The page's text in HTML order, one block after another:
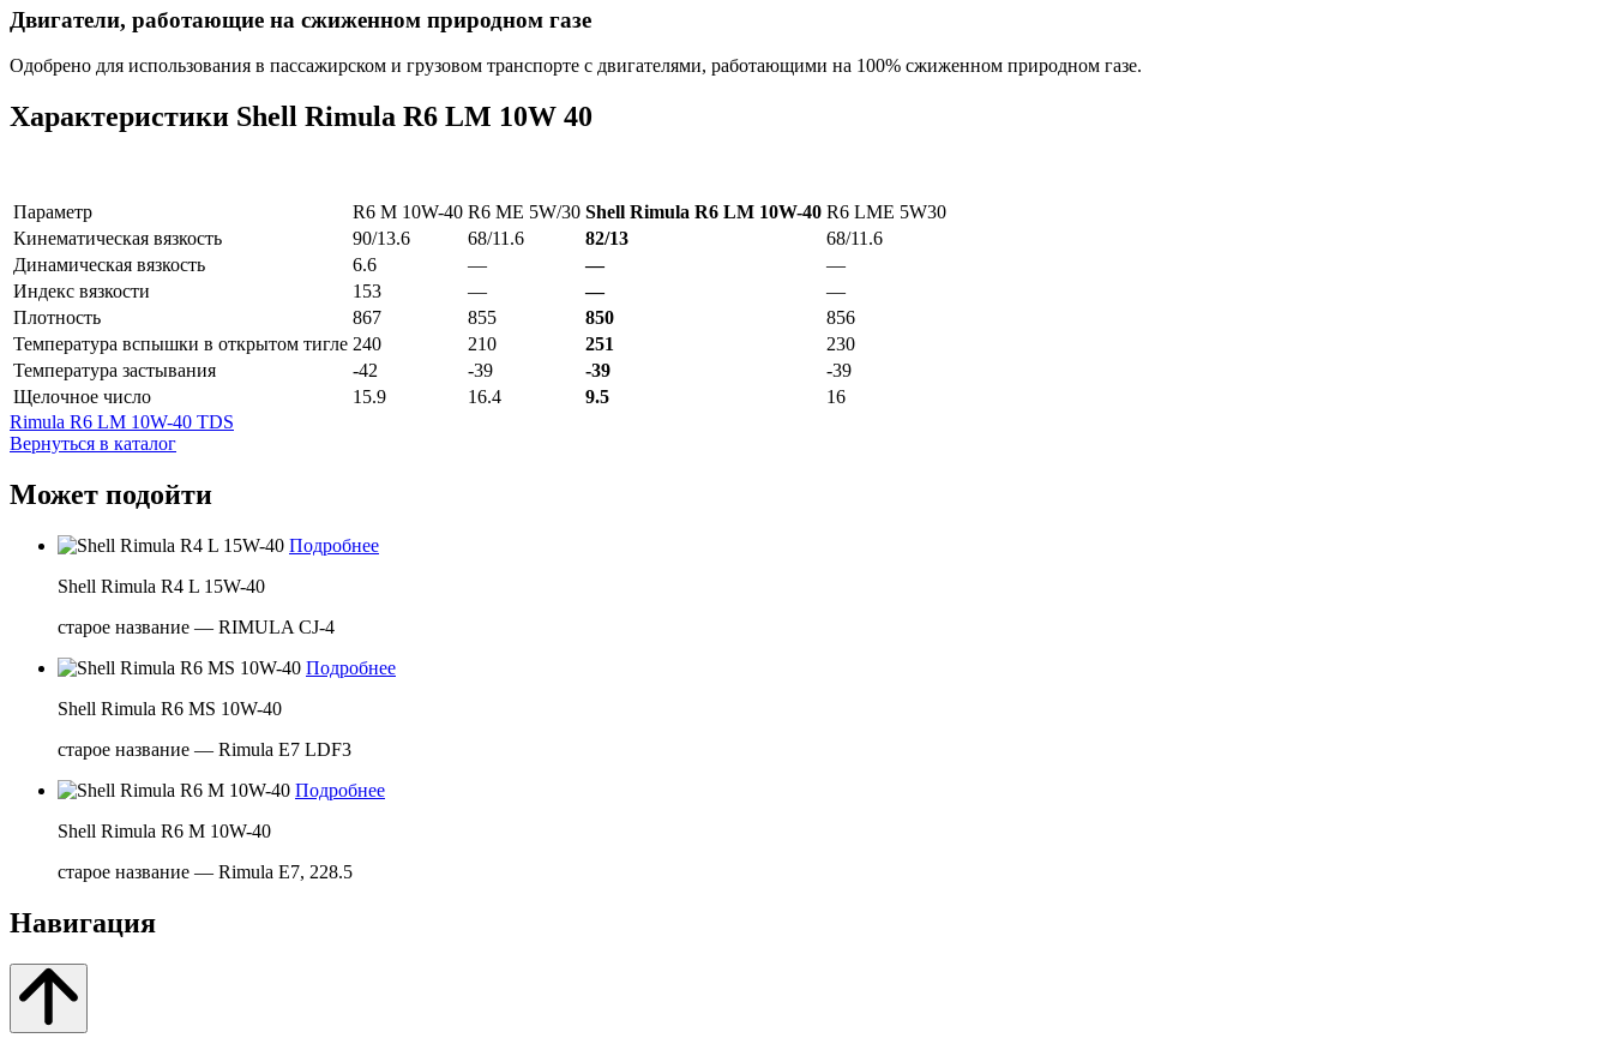
Двигатели, работающие на сжиженном природном газе
Одобрено для использования в пассажирском и грузовом транспорте c двигателями, работающими на 100% сжиженном природном газе.
Характеристики Shell Rimula R6 LM 10W 40
Параметр R6 M 10W-40 R6 ME 5W/30 Shell Rimula R6 LM 10W-40 R6 LME 5W30
Кинематическая вязкость
90/13.6 68/11.6 82/13
68/11.6
Динамическая вязкость
6.6 — —
—
Индекс вязкости
153 — —
—
Плотность
867 855 850
856
Температура вспышки в открытом тигле 240 210 251
230
Температура застывания
-42 -39 -39
-39
Щелочное число
15.9 16.4 9.5
16
Rimula R6 LM 10W-40 TDS
Вернуться в каталог
Может подойти
Подробнее
Shell Rimula R4 L 15W-40
старое название — RIMULA CJ-4
Подробнее
Shell Rimula R6 MS 10W-40
старое название — Rimula E7 LDF3
Подробнее
Shell Rimula R6 M 10W-40
старое название — Rimula E7, 228.5
Навигация